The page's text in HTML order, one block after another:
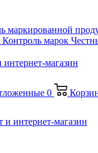
маркированной
Контроль марок
0